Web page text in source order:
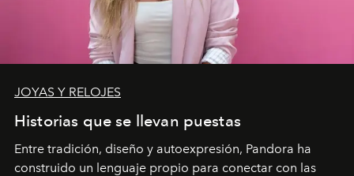
JOYAS Y RELOJES
Historias que se llevan puestas
Entre tradición, diseño y autoexpresión, Pandora ha
construido un lenguaje propio para conectar con las